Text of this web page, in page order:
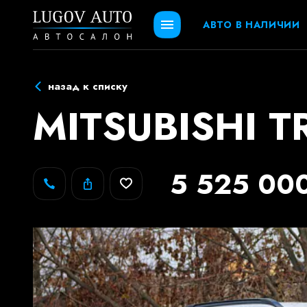
АВТО В НАЛИЧИИ
назад к списку
MITSUBISHI
5 525